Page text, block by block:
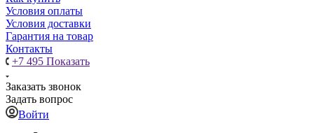
Условия оплаты
Условия доставки
Гарантия на товар
Контакты
+7 495 Показать
Заказать звонок
Задать вопрос
Войти